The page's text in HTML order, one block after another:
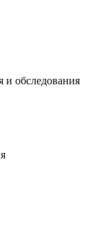
обследования